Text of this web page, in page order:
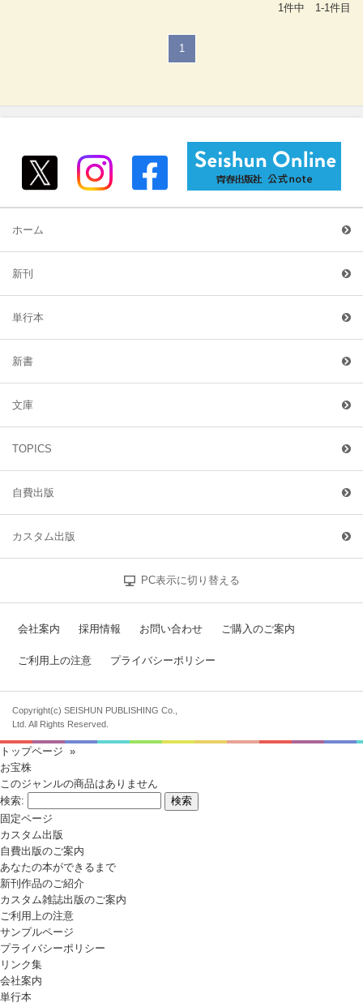
1件中 1-1件目
1
ホーム
新刊
単行本
新書
文庫
TOPICS
自費出版
カスタム出版
PC表示に切り替える
会社案内 採用情報 お問い合わせ ご購入のご案内
ご利用上の注意 プライバシーポリシー
Copyright(c) SEISHUN PUBLISHING Co.,
Ltd. All Rights Reserved.
トップページ »
お宝株
このジャンルの商品はありません
検索:
固定ページ
カスタム出版
自費出版のご案内
あなたの本ができるまで
新刊作品のご紹介
カスタム雑誌出版のご案内
ご利用上の注意
サンプルページ
プライバシーポリシー
リンク集
会社案内
単行本